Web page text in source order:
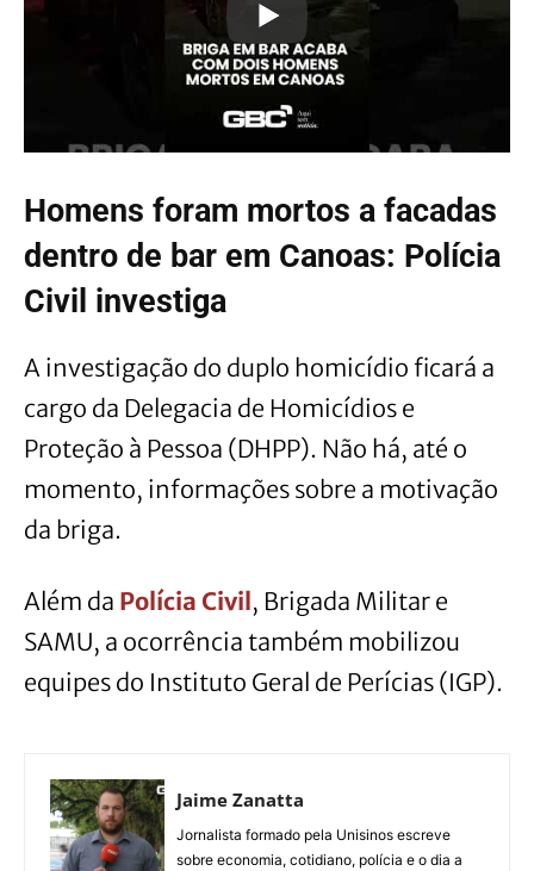
Homens foram mortos a facadas
dentro de bar em Canoas: Polícia
Civil investiga
A investigação do duplo homicídio ficará a
cargo da Delegacia de Homicídios e
Proteção à Pessoa (DHPP). Não há, até o
momento, informações sobre a motivação
da briga.
Além da Polícia Civil, Brigada Militar e
SAMU, a ocorrência também mobilizou
equipes do Instituto Geral de Perícias (IGP).
Jaime Zanatta
Jornalista formado pela Unisinos escreve
sobre economia, cotidiano, polícia e o dia a